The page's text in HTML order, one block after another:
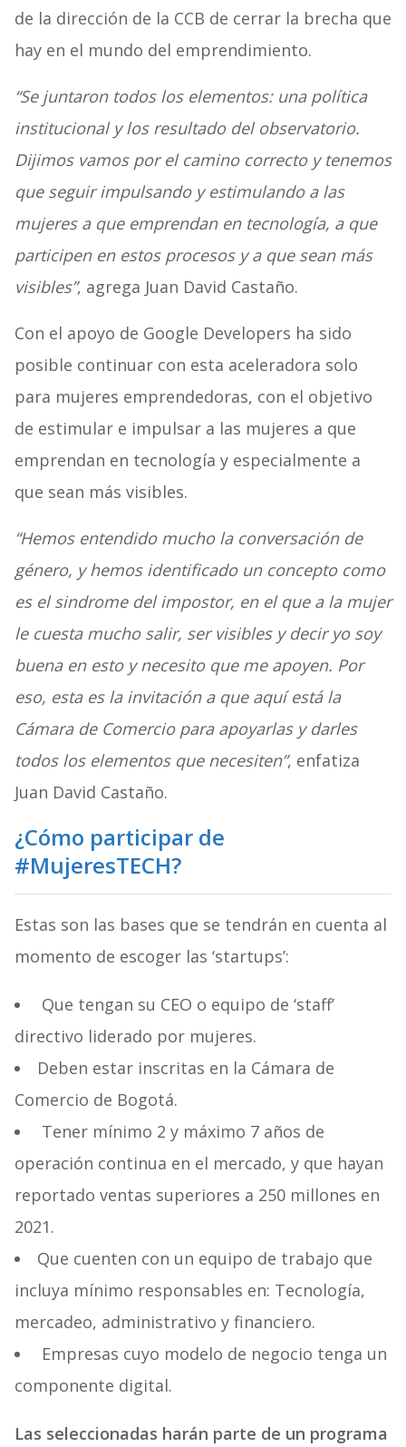
de la dirección de la CCB de cerrar la brecha que
hay en el mundo del emprendimiento.
“Se juntaron todos los elementos: una política
institucional y los resultado del observatorio.
Dijimos vamos por el camino correcto y tenemos
que seguir impulsando y estimulando a las
mujeres a que emprendan en tecnología, a que
participen en estos procesos y a que sean más
visibles”, agrega Juan David Castaño.
Con el apoyo de Google Developers ha sido
posible continuar con esta aceleradora solo
para mujeres emprendedoras, con el objetivo
de estimular e impulsar a las mujeres a que
emprendan en tecnología y especialmente a
que sean más visibles.
“Hemos entendido mucho la conversación de
género, y hemos identificado un concepto como
es el sindrome del impostor, en el que a la mujer
le cuesta mucho salir, ser visibles y decir yo soy
buena en esto y necesito que me apoyen. Por
eso, esta es la invitación a que aquí está la
Cámara de Comercio para apoyarlas y darles
todos los elementos que necesiten”, enfatiza
Juan David Castaño.
¿Cómo participar de
#MujeresTECH?
Estas son las bases que se tendrán en cuenta al
momento de escoger las ‘startups’:
Que tengan su CEO o equipo de ‘staff’
directivo liderado por mujeres.
Deben estar inscritas en la Cámara de
Comercio de Bogotá.
Tener mínimo 2 y máximo 7 años de
operación continua en el mercado, y que hayan
reportado ventas superiores a 250 millones en
2021.
Que cuenten con un equipo de trabajo que
incluya mínimo responsables en: Tecnología,
mercadeo, administrativo y financiero.
Empresas cuyo modelo de negocio tenga un
componente digital.
Las seleccionadas harán parte de un programa